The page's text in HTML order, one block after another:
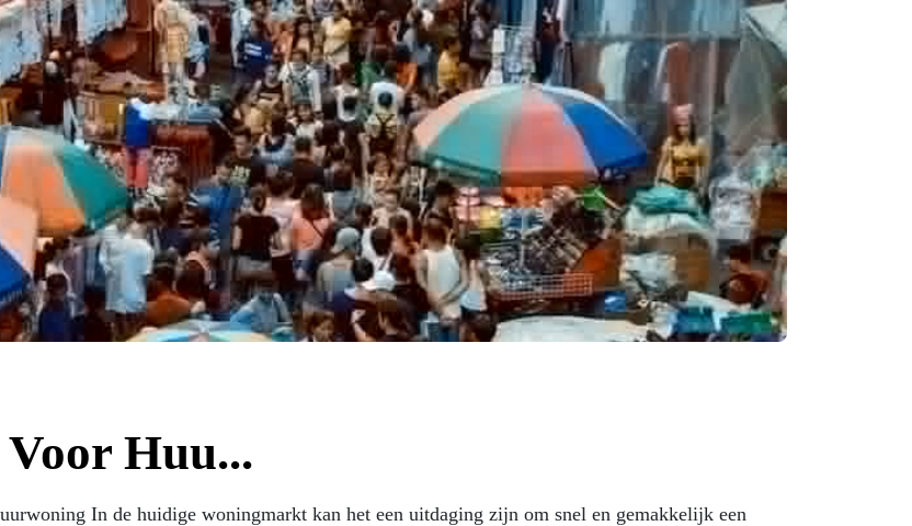
Voor Huu...
In de huidige woningmarkt kan het een uitdaging zijn om snel en gemakkelijk een